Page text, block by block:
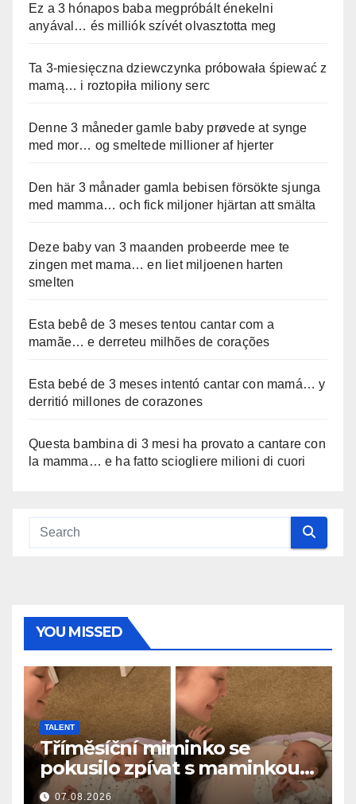
Ez a 3 hónapos baba megpróbált énekelni
anyával… és milliók szívét olvasztotta meg
Ta 3-miesięczna dziewczynka próbowała śpiewać z
mamą… i roztopiła miliony serc
Denne 3 måneder gamle baby prøvede at synge
med mor… og smeltede millioner af hjerter
Den här 3 månader gamla bebisen försökte sjunga
med mamma… och fick miljoner hjärtan att smälta
Deze baby van 3 maanden probeerde mee te
zingen met mama… en liet miljoenen harten
smelten
Esta bebê de 3 meses tentou cantar com a
mamãe… e derreteu milhões de corações
Esta bebé de 3 meses intentó cantar con mamá… y
derritió millones de corazones
Questa bambina di 3 mesi ha provato a cantare con
la mamma… e ha fatto sciogliere milioni di cuori
YOU MISSED
TALENT
Tříměsíční miminko se
pokusilo zpívat s maminkou…
a roztavilo miliony srdcí
07.08.2026